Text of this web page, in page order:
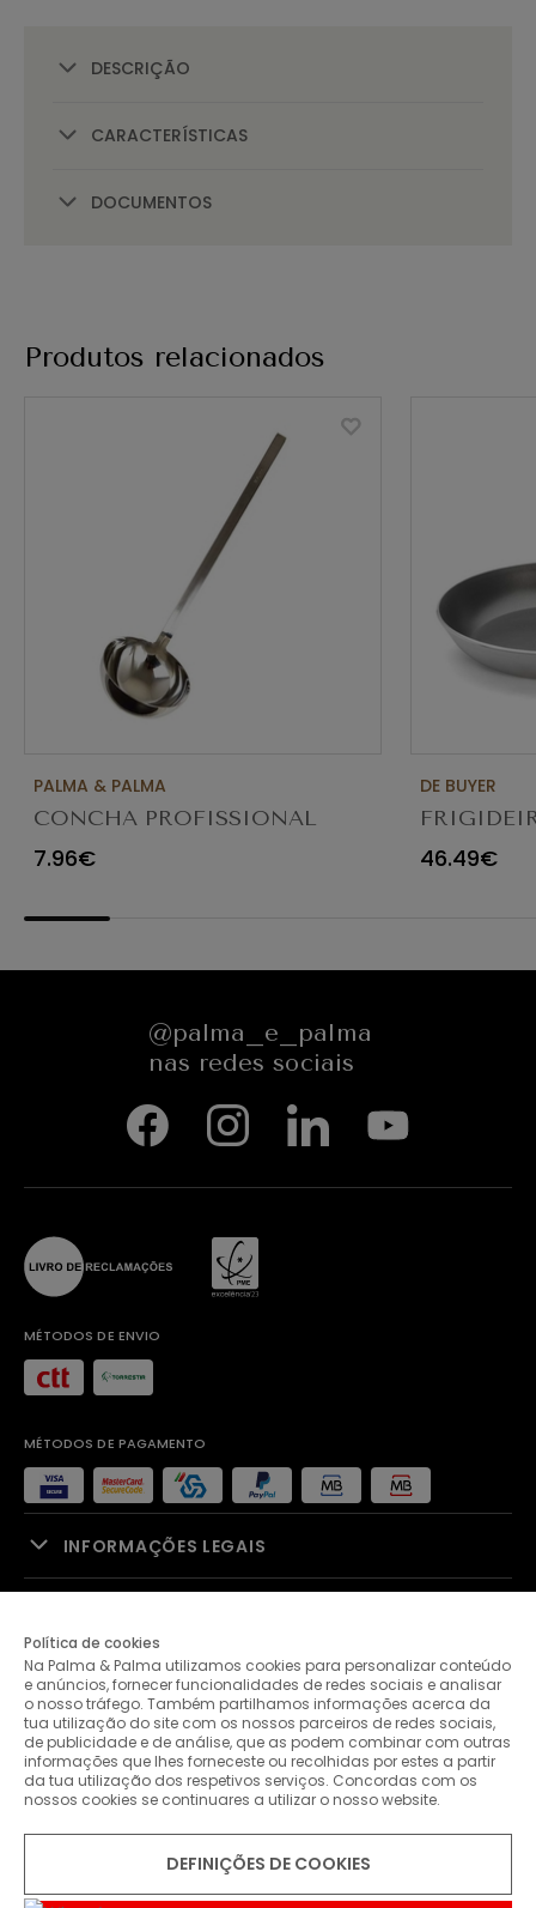
DESCRIÇÃO
CARACTERÍSTICAS
DOCUMENTOS
Produtos relacionados
PALMA & PALMA
CONCHA PROFISSIONAL
8CM 4613LA
7.96€
DE BUYER
46.49€
@palma_e_palma
nas redes sociais
MÉTODOS DE ENVIO
MÉTODOS DE PAGAMENTO
INFORMAÇÕES LEGAIS
PALMA & PALMA
APOIO AO CLIENTE
CONTACTOS
Política de cookies
Na Palma & Palma utilizamos cookies para personalizar conteúdo
e anúncios, fornecer funcionalidades de redes sociais e analisar
o nosso tráfego. Também partilhamos informações acerca da
tua utilização do site com os nossos parceiros de redes sociais,
de publicidade e de análise, que as podem combinar com outras
informações que lhes forneceste ou recolhidas por estes a partir
da tua utilização dos respetivos serviços. Concordas com os
nossos cookies se continuares a utilizar o nosso website.
DEFINIÇÕES DE COOKIES